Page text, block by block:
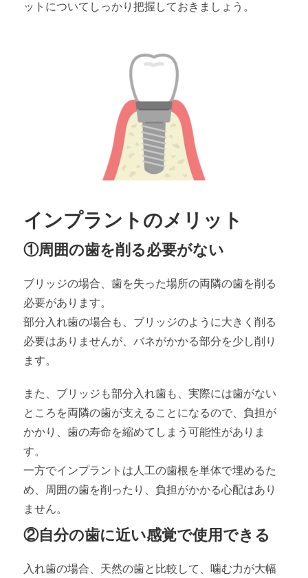
ットについてしっかり把握しておきましょう。
インプラントのメリット
①周囲の歯を削る必要がない
ブリッジの場合、歯を失った場所の両隣の歯を削る
必要があります。
部分入れ歯の場合も、ブリッジのように大きく削る
必要はありませんが、バネがかかる部分を少し削り
ます。
また、ブリッジも部分入れ歯も、実際には歯がない
ところを両隣の歯が支えることになるので、負担が
かかり、歯の寿命を縮めてしまう可能性がありま
す。
一方でインプラントは人工の歯根を単体で埋めるた
め、周囲の歯を削ったり、負担がかかる心配はあり
ません。
②自分の歯に近い感覚で使用できる
入れ歯の場合、天然の歯と比較して、噛む力が大幅